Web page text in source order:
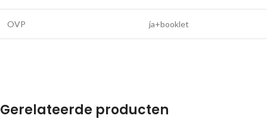
OVP ja+booklet
Gerelateerde producten